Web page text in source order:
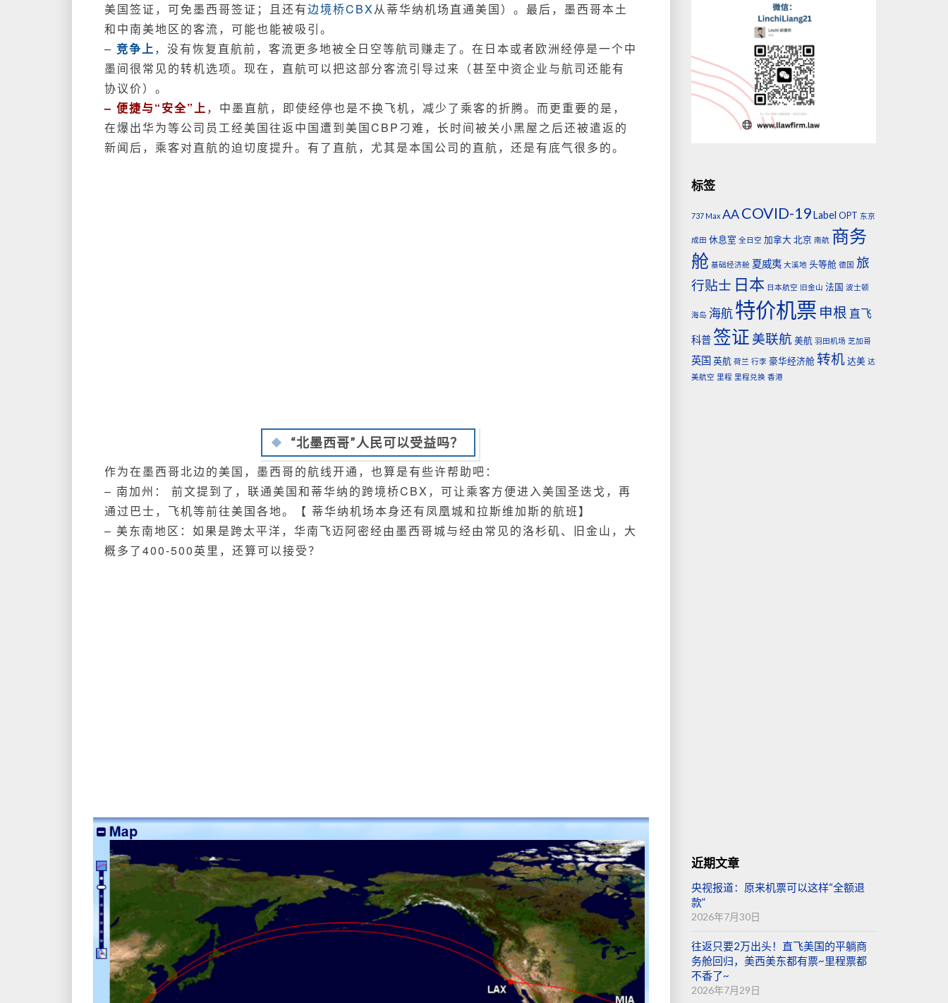
美国签证，可免墨西哥签证；且还有边境桥CBX从蒂华纳机场直通美国）。最后，墨西哥本土
和中南美地区的客流，可能也能被吸引。
– 竞争上， 没有恢复直航前，客流更多地被全日空等航司赚走了。在日本或者欧洲经停是一个中
墨间很常见的转机选项。现在，直航可以把这部分客流引导过来（甚至中资企业与航司还能有
协议价）。
– 便捷与“安全”上， 中墨直航，即使经停也是不换飞机，减少了乘客的折腾。而更重要的是，
在爆出华为等公司员工经美国往返中国遭到美国CBP刁难，长时间被关小黑屋之后还被遣返的
新闻后，乘客对直航的迫切度提升。有了直航，尤其是本国公司的直航，还是有底气很多的。
“北墨西哥”人民可以受益吗？
作为在墨西哥北边的美国，墨西哥的航线开通，也算是有些许帮助吧：
– 南加州： 前文提到了，联通美国和蒂华纳的跨境桥CBX，可让乘客方便进入美国圣迭戈，再
通过巴士，飞机等前往美国各地。【 蒂华纳机场本身还有凤凰城和拉斯维加斯的航班】
– 美东南地区：如果是跨太平洋，华南飞迈阿密经由墨西哥城与经由常见的洛杉矶、旧金山，大
概多了400-500英里，还算可以接受？
标签
737 Max AA COVID-19 Label OPT 东京
成田 休息室 全日空 加拿大 北京 南航 商务
舱 基础经济舱 夏威夷 大溪地 头等舱 德国 旅
行贴士 日本 日本航空 旧金山 法国 波士顿
海岛 海航 特价机票 申根 直飞
科普 签证 美联航 美航 羽田机场 芝加哥
英国 英航 荷兰 行李 豪华经济舱 转机 达美 达
美航空 里程 里程兑换 香港
近期文章
央视报道：原来机票可以这样“全额退
款”
2026年7月30日
往返只要2万出头！直飞美国的平躺商
务舱回归，美西美东都有票~里程票都
不香了~
2026年7月29日